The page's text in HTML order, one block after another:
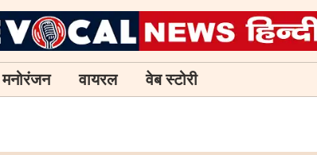
मनोरंजन वायरल वेब स्टोरी